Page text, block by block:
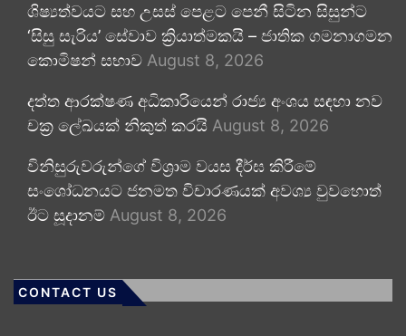
ශිෂ්‍යත්වයට සහ උසස් පෙළට පෙනී සිටින සිසුන්ට
‘සිසු සැරිය’ සේවාව ක්‍රියාත්මකයි – ජාතික ගමනාගමන
කොමිෂන් සභාව August 8, 2026
දත්ත ආරක්ෂණ අධිකාරියෙන් රාජ්‍ය අංශය සඳහා නව
චක්‍ර ලේඛයක් නිකුත් කරයි August 8, 2026
විනිසුරුවරුන්ගේ විශ්‍රාම වයස දීර්ඝ කිරීමේ
සංශෝධනයට ජනමත විචාරණයක් අවශ්‍ය වුවහොත්
ඊට සූදානම් August 8, 2026
CONTACT US